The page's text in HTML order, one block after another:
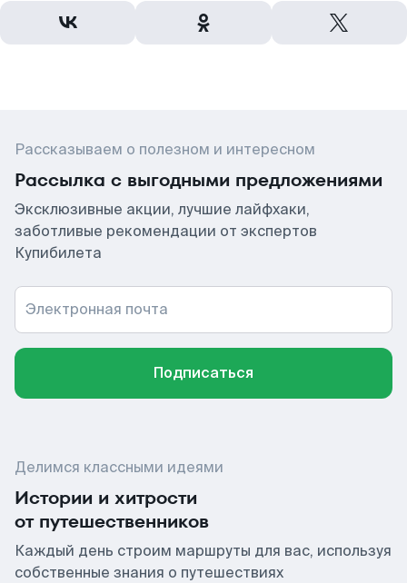
Рассказываем о полезном и интересном
Рассылка с выгодными предложениями
Эксклюзивные акции, лучшие лайфхаки,
заботливые рекомендации от экспертов
Купибилета
Электронная почта
Подписаться
Делимся классными идеями
Истории и хитрости
от путешественников
Каждый день строим маршруты для вас, используя
собственные знания о путешествиях